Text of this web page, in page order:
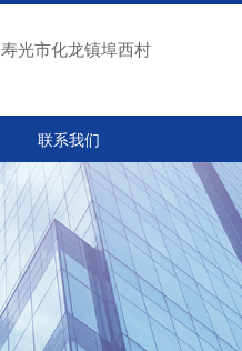
寿光市化龙镇埠西村
联系我们